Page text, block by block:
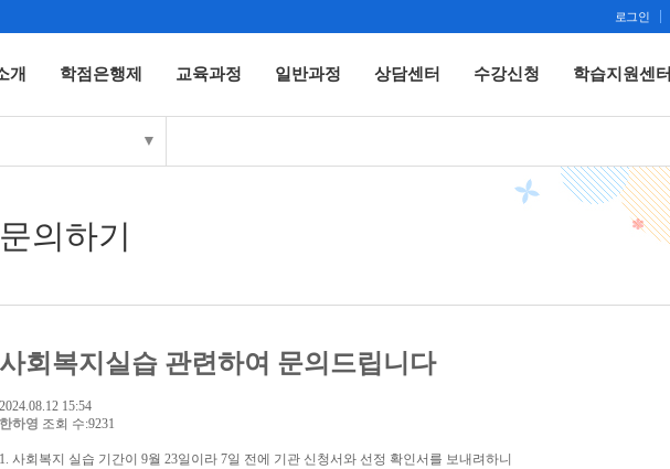
로그인
개 학점은행제 교육과정 일반과정 상담센터 수강신청 학습지원센터
▼
문의하기
사회복지실습 관련하여 문의드립니다
2024.08.12 15:54
한하영 조회 수:9231
1. 사회복지 실습 기간이 9월 23일이라 7일 전에 기관 신청서와 선정 확인서를 보내려하니